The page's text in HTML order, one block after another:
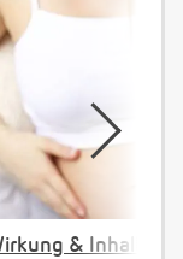
& Inhalt: